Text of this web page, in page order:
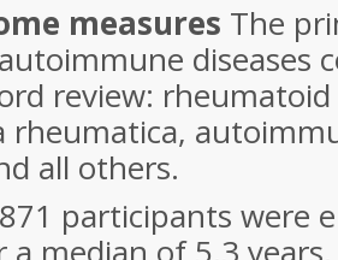
measures The
diseases
review:
rheumatica,
all others.
participants were